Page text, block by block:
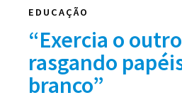
EDUCAÇÃO
“Exercia o
rasgando
branco”